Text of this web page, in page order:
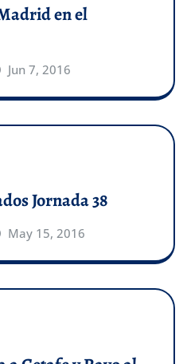
en el
Jun 7, 2016
Jornada 38
May 15, 2016